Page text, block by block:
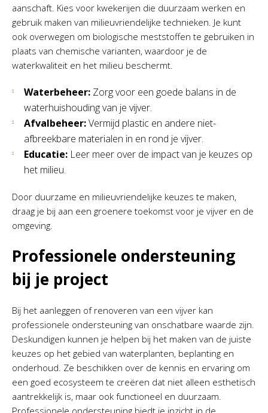
aanschaft. Kies voor kwekerijen die duurzaam werken en
gebruik maken van milieuvriendelijke technieken. Je kunt
ook overwegen om biologische meststoffen te gebruiken in
plaats van chemische varianten, waardoor je de
waterkwaliteit en het milieu beschermt.
Waterbeheer: Zorg voor een goede balans in de
waterhuishouding van je vijver.
Afvalbeheer:Vermijd plastic en andere niet-
afbreekbare materialen in en rond je vijver.
Educatie: Leer meer over de impact van je keuzes op
het milieu.
Door duurzame en milieuvriendelijke keuzes te maken,
draag je bij aan een groenere toekomst voor je vijver en de
omgeving.
Professionele ondersteuning
bij je project
Bij het aanleggen of renoveren van een vijver kan
professionele ondersteuning van onschatbare waarde zijn.
Deskundigen kunnen je helpen bij het maken van de juiste
keuzes op het gebied van waterplanten, beplanting en
onderhoud. Ze beschikken over de kennis en ervaring om
een goed ecosysteem te creëren dat niet alleen esthetisch
aantrekkelijk is, maar ook functioneel en duurzaam.
Professionele ondersteuning biedt je inzicht in de